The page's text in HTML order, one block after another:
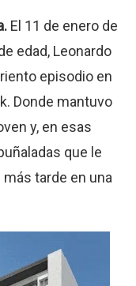
El 11 de enero de
edad, Leonardo
episodio en
Donde mantuvo
y, en esas
que le
tarde en una